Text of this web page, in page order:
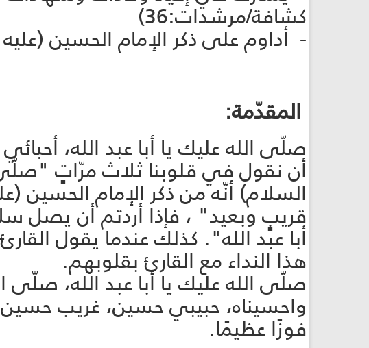
كشافة/مرشدات:36)
- أداوم على ذكر الإمام الحسين (عليه
المقدّمة:
صلّى الله عليك يا أبا عبد الله،
أن نقول في قلوبنا ثلاث مرّاتٍ "صلّى
السلام) أنّه من ذكر الإمام الحسين
قريبٍ وبعيد" ، فإذا أردتم أن يصل
أبا عبد الله". كذلك عندما يقول
هذا النداء مع القارئ بقلوبهم.
صلّى الله عليك يا أبا عبد الله، صلّى
واحسيناه، حبيبي حسين، غريب
فوزًا عظيمًا.